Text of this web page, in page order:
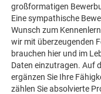
großformatigen
Eine sympathische
Wunsch zum
wir mit überzeugenden
brauchen hier und im
Daten einzutragen. Auf
ergänzen Sie Ihre
zählen Sie absolvierte